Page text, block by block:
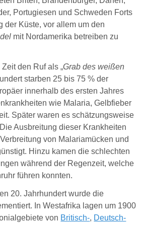
Portugiesen und Schweden Forts
der Küste, vor allem um den
mit Nordamerika betreiben zu
den Ruf als „Grab des weißen
starben 25 bis 75 % der
innerhalb des ersten Jahres
wie Malaria, Gelbfieber
Später waren es schätzungsweise
Ausbreitung dieser Krankheiten
von Malariamücken und
Hinzu kamen die schlechten
während der Regenzeit, welche
führen konnten.
20.Jahrhundertwurde die
InWestafrika lagen um 1900
von Britisch-, Deutsch-